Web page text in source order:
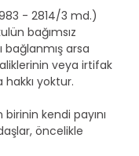
- 2814/3 md.)
bağımsız
arsa
veya irtifak
yoktur.
kendi payını
öncelikle